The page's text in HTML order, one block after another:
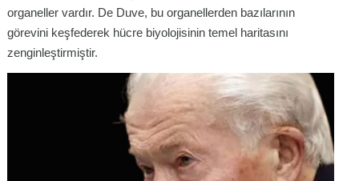
organeller vardır. De Duve, bu organellerden bazılarının
görevini keşfederek hücre biyolojisinin temel haritasını
zenginleştirmiştir.